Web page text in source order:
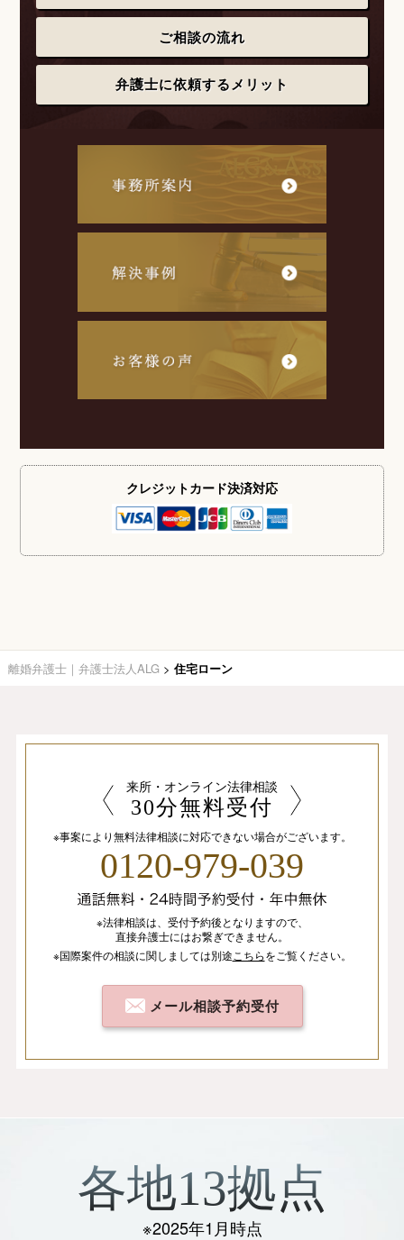
ご相談の流れ
弁護士に依頼するメリット
クレジットカード決済対応
離婚弁護士｜弁護士法人ALG > 住宅ローン
来所・オンライン法律相談
30分無料受付
※事案により無料法律相談に対応できない場合がございます。
0120-979-039
※法律相談は、 受付予約後となりますので、
直接弁護士にはお繋ぎできません。
※国際案件の相談に関しましては別途 こちらをご覧ください。
メール相談予約受付
各地13拠点
※2025年1月時点